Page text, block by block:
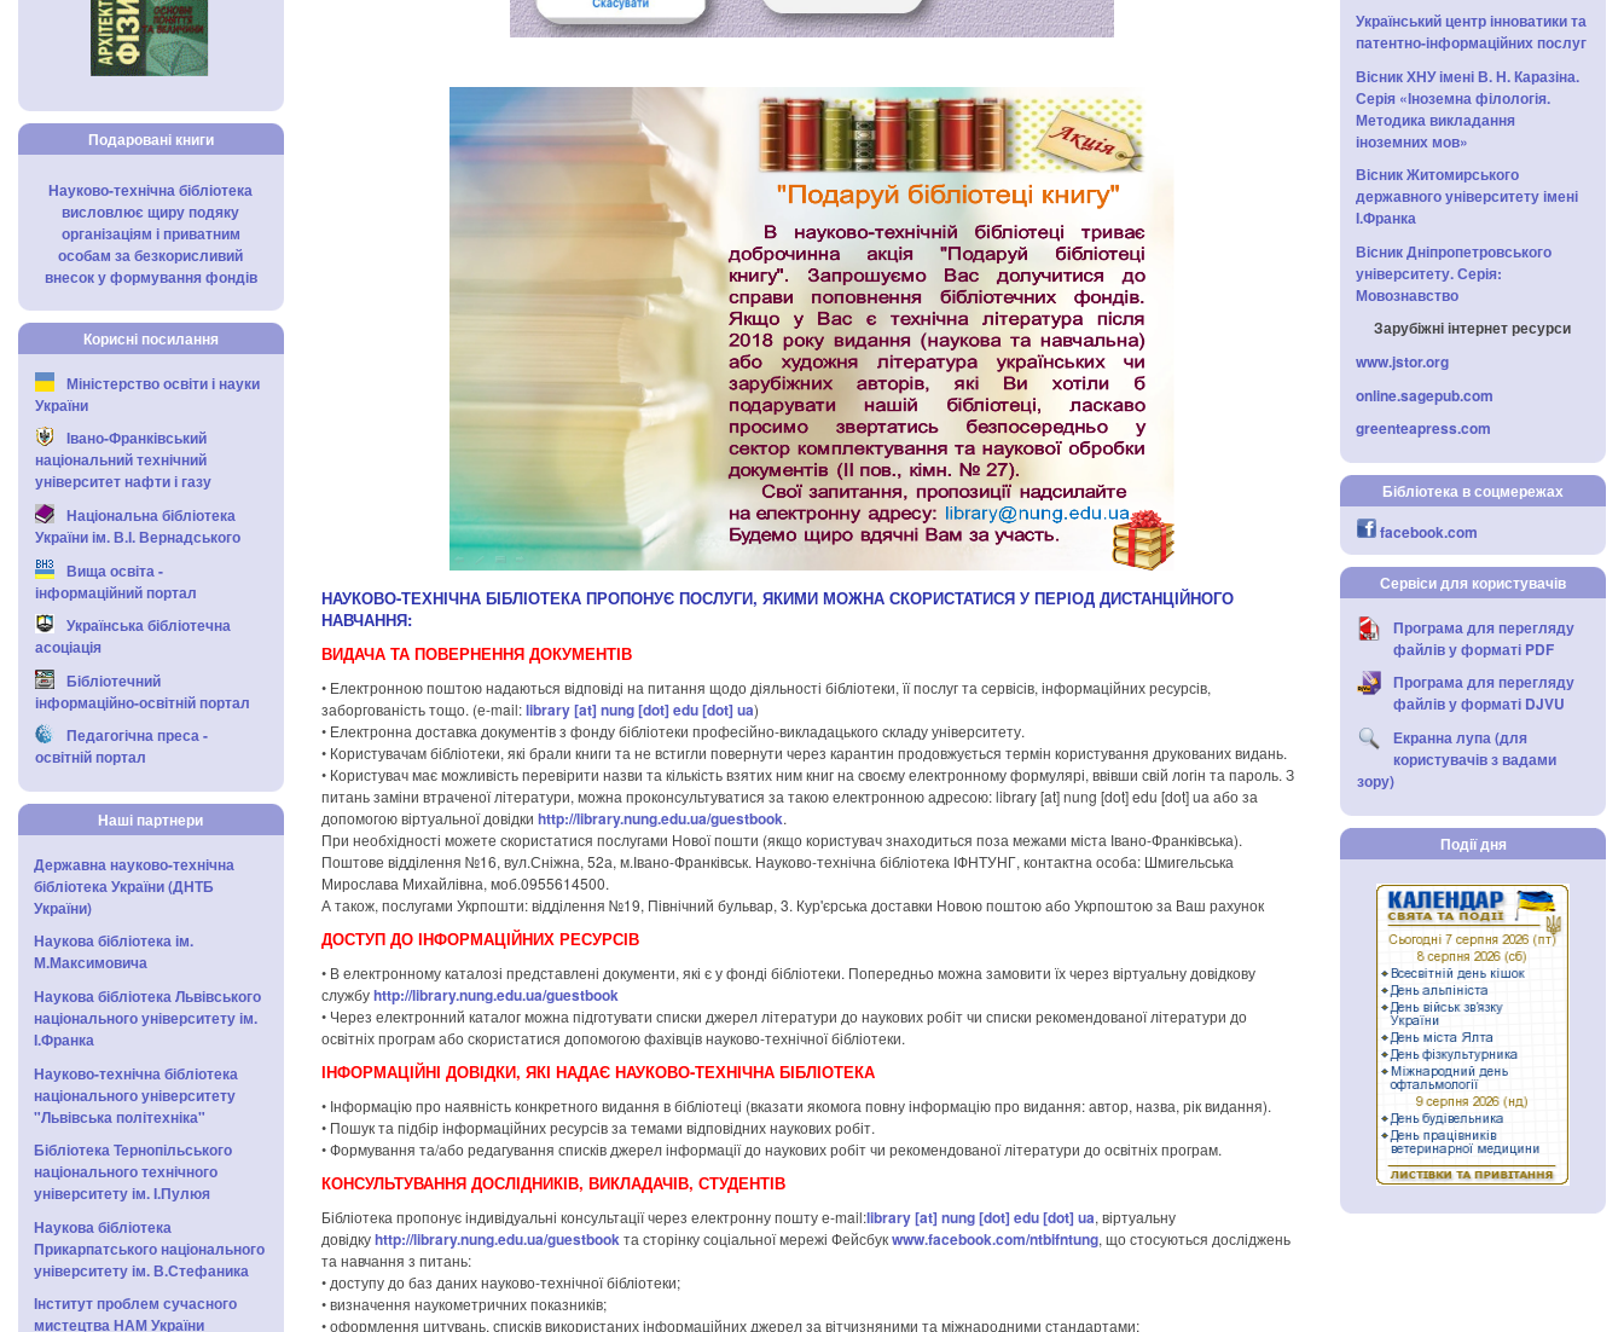
Подаровані книги
Науково-технічна бібліотека
висловлює щиру подяку
організаціям і приватним
особам за безкорисливий
внесок у формування фондів
Корисні посилання
Міністерство освіти і науки
України
Івано-Франківський
національний технічний
університет нафти і газу
Національна бібліотека
України ім. В.І. Вернадського
Вища освіта -
інформаційний портал
Українська бібліотечна
асоціація
Бібліотечний
інформаційно-освітній портал
Педагогічна преса -
освітній портал
Наші партнери
Державна науково-технічна
бібліотека України (ДНТБ
України)
Наукова бібліотека ім.
М.Максимовича
Наукова бібліотека Львівського
національного університету ім.
І.Франка
Науково-технічна бібліотека
національного університету
"Львівська політехніка"
Бібліотека Тернопільського
національного технічного
університету ім. І.Пулюя
Наукова бібліотека
Прикарпатського національного
університету ім. В.Стефаника
Інститут проблем сучасного
мистецтва НАМ України
НАУКОВО-ТЕХНІЧНА БІБЛІОТЕКА ПРОПОНУЄ ПОСЛУГИ, ЯКИМИ МОЖНА СКОРИСТАТИСЯ У ПЕРІОД ДИСТАНЦІЙНОГО
НАВЧАННЯ:
ВИДАЧА ТА ПОВЕРНЕННЯ ДОКУМЕНТІВ
• Електронною поштою надаються відповіді на питання щодо діяльності бібліотеки, її послуг та сервісів, інформаційних ресурсів,
заборгованість тощо. (е-mail:library[at] nung [dot] edu [dot] ua)
• Електронна доставка документів з фонду бібліотеки професійно-викладацького складу університету.
• Користувачам бібліотеки, які брали книги та не встигли повернути через карантин продовжується термін користування друкованих видань.
• Користувач має можливість перевірити назви та кількість взятих ним книг на своєму електронному формулярі, ввівши свій логін та пароль. З
питань заміни втраченої літератури, можна проконсультуватися за такою електронною адресою:library[at]nung [dot] edu [dot] ua або за
допомогою віртуальної довідки http://library.nung.edu.ua/guestbook.
При необхідності можете скористатися послугами Нової пошти (якщо користувач знаходиться поза межами міста Івано-Франківська).
Поштове відділення №16, вул.Сніжна, 52а, м.Івано-Франківськ. Науково-технічна бібліотека ІФНТУНГ, контактна особа: Шмигельська
Мирослава Михайлівна, моб.0955614500.
А також, послугами Укрпошти: відділення №19, Північний бульвар, 3. Кур'єрська доставки Новою поштою або Укрпоштою за Ваш рахунок
ДОСТУП ДО ІНФОРМАЦІЙНИХ РЕСУРСІВ
• В електронному каталозі представлені документи, які є у фонді бібліотеки. Попередньо можна замовити їх через віртуальну довідкову
службуhttp://library.nung.edu.ua/guestbook
• Через електронний каталог можна підготувати списки джерел літератури до наукових робіт чи списки рекомендованої літератури до
освітніх програм або скористатися допомогою фахівців науково-технічної бібліотеки.
ІНФОРМАЦІЙНІ ДОВІДКИ, ЯКІ НАДАЄ НАУКОВО-ТЕХНІЧНА БІБЛІОТЕКА
• Інформацію про наявність конкретного видання в бібліотеці (вказати якомога повну інформацію про видання: автор, назва, рік видання).
• Пошук та підбір інформаційних ресурсів за темами відповідних наукових робіт.
• Формування та/або редагування списків джерел інформації до наукових робіт чи рекомендованої літератури до освітніх програм.
КОНСУЛЬТУВАННЯ ДОСЛІДНИКІВ, ВИКЛАДАЧІВ, СТУДЕНТІВ
Бібліотека пропонує індивідуальні консультації через електронну пошту е-mail:library[at] nung [dot] edu [dot] ua, віртуальну
довідкуhttp://library.nung.edu.ua/guestbookта сторінку соціальної мережі Фейсбукwww.facebook.com/ntbifntung, що стосуються досліджень
та навчання з питань:
• доступу до баз даних науково-технічної бібліотеки;
• визначення наукометричних показників;
• оформлення цитувань, списків використаних інформаційних джерел за вітчизняними та міжнародними стандартами;
Український центр інноватики та
патентно-інформаційних послуг
Вісник ХНУ імені В. Н. Каразіна.
Серія «Іноземна філологія.
Методика викладання
іноземних мов»
Вісник Житомирського
державного університету імені
І.Франка
Вісник Дніпропетровського
університету. Серія:
Мовознавство
Зарубіжні інтернет ресурси
www.jstor.org
online.sagepub.com
greenteapress.com
Бібліотека в соцмережах
facebook.com
Сервіси для користувачів
Програма для перегляду
файлів у форматі PDF
Програма для перегляду
файлів у форматі DJVU
Екранна лупа (для
користувачів з вадами
зору)
Події дня